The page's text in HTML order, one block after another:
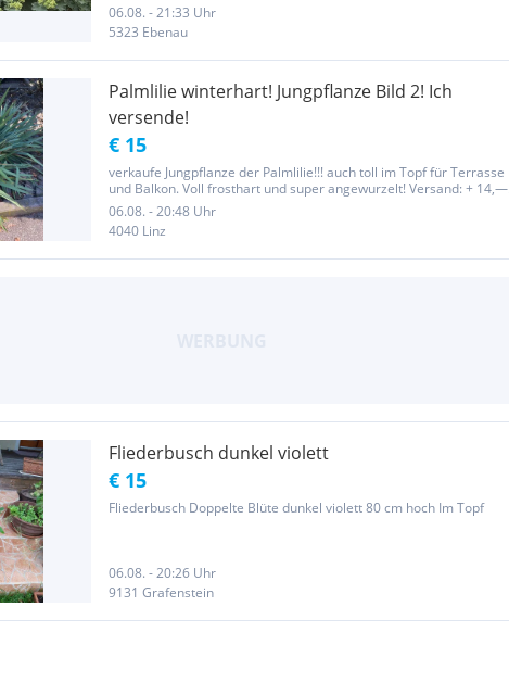
06.08. - 21:33 Uhr
5323 Ebenau
Palmlilie winterhart! Jungpflanze Bild 2! Ich
versende!
€ 15
verkaufe Jungpflanze der Palmlilie!!! auch toll im Topf für Terrasse
und Balkon. Voll frosthart und super angewurzelt! Versand: + 14,—
Wichtiger Hinweis laut Gesetz! Dieser Privatverkauf erfolgt unter
Ausschluss von Gewährleistung, Garantie und...
06.08. - 20:48 Uhr
4040 Linz
Fliederbusch dunkel violett
€ 15
Fliederbusch Doppelte Blüte dunkel violett 80 cm hoch Im Topf
06.08. - 20:26 Uhr
9131 Grafenstein